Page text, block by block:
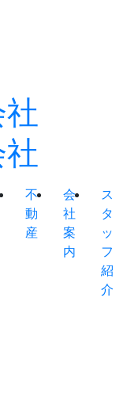
不
動
産
会
社
案
内
ス
タ
ッ
フ
紹
介